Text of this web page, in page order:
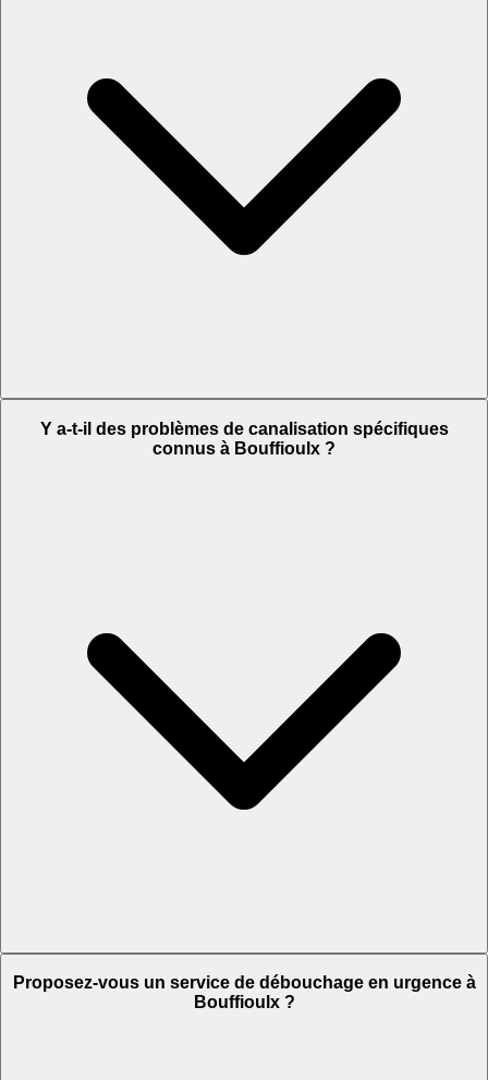
Y a-t-il des problèmes de canalisation spécifiques
connus à Bouffioulx ?
Proposez-vous un service de débouchage en urgence à
Bouffioulx ?